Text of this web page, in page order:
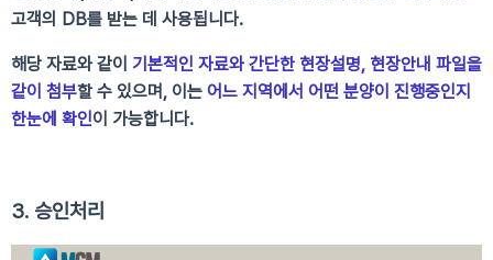
고객의 DB를 받는 데 사용됩니다.
해당 자료와 같이 기본적인 자료와 간단한 현장설명, 현장안내 파일을
같이 첨부할 수 있으며, 이는 어느 지역에서 어떤 분양이 진행중인지
한눈에 확인이 가능합니다.
3. 승인처리